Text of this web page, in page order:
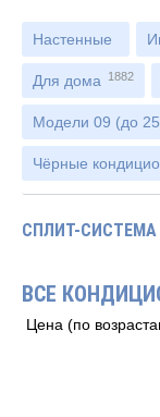
Настенные
Для дома 1882
Модели 09 (до
Чёрные
СПЛИТ-СИСТЕМА
ВСЕ